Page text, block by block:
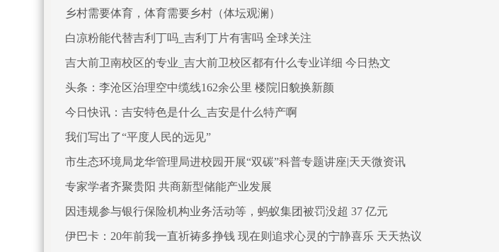
乡村需要体育，体育需要乡村（体坛观澜）
白凉粉能代替吉利丁吗_吉利丁片有害吗 全球关注
吉大前卫南校区的专业_吉大前卫校区都有什么专业详细 今日热文
头条：李沧区治理空中缆线162余公里 楼院旧貌换新颜
今日快讯：吉安特色是什么_吉安是什么特产啊
我们写出了“平度人民的远见”
市生态环境局龙华管理局进校园开展“双碳”科普专题讲座|天天微资讯
专家学者齐聚贵阳 共商新型储能产业发展
因违规参与银行保险机构业务活动等，蚂蚁集团被罚没超 37 亿元
伊巴卡：20年前我一直祈祷多挣钱 现在则追求心灵的宁静喜乐 天天热议